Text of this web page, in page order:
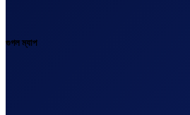
গুগল ম্যাপ